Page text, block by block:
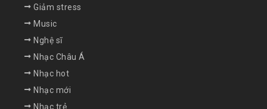
Giảm stress
Music
Nghệ sĩ
Nhạc Châu Á
Nhạc hot
Nhạc mới
Nhạc trẻ